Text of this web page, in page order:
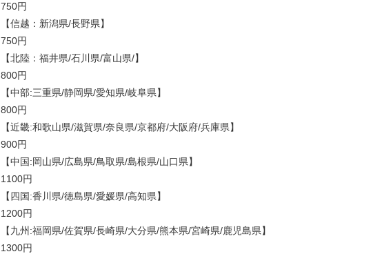
750円
【信越：新潟県/長野県】
750円
【北陸：福井県/石川県/富山県/】
800円
【中部:三重県/静岡県/愛知県/岐阜県】
800円
【近畿:和歌山県/滋賀県/奈良県/京都府/大阪府/兵庫県】
900円
【中国:岡山県/広島県/鳥取県/島根県/山口県】
1100円
【四国:香川県/徳島県/愛媛県/高知県】
1200円
【九州:福岡県/佐賀県/長崎県/大分県/熊本県/宮崎県/鹿児島県】
1300円